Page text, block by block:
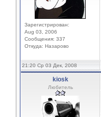
Зарегистрирован:
Aug 03, 2006
Сообщения: 337
Откуда: Назарово
21:20 Ср 03 Дек, 2008
kiosk
Любитель